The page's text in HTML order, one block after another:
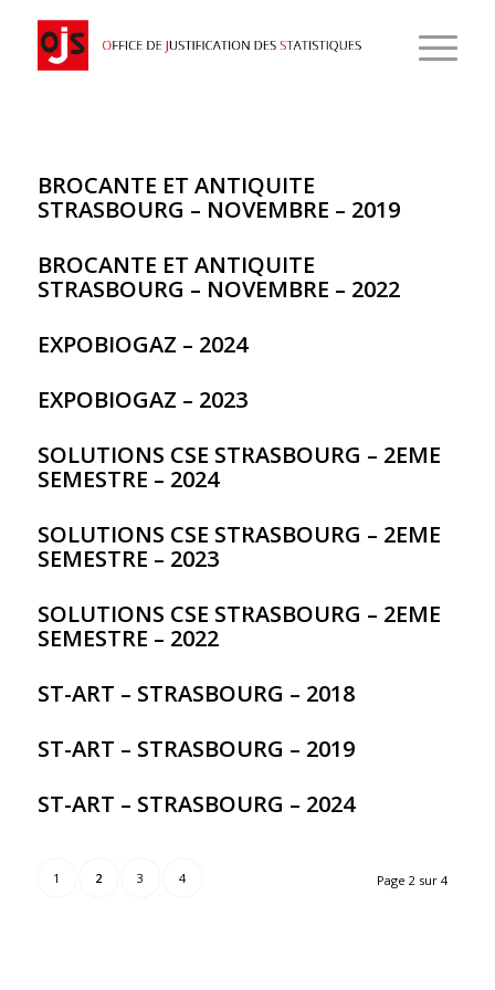
BROCANTE ET ANTIQUITE
STRASBOURG – NOVEMBRE – 2019
BROCANTE ET ANTIQUITE
STRASBOURG – NOVEMBRE – 2022
EXPOBIOGAZ – 2024
EXPOBIOGAZ – 2023
SOLUTIONS CSE STRASBOURG – 2EME
SEMESTRE – 2024
SOLUTIONS CSE STRASBOURG – 2EME
SEMESTRE – 2023
SOLUTIONS CSE STRASBOURG – 2EME
SEMESTRE – 2022
ST-ART – STRASBOURG – 2018
ST-ART – STRASBOURG – 2019
ST-ART – STRASBOURG – 2024
Page 2 sur 4
1 2 3 4